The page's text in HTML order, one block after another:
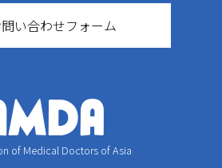
い合わせフォーム
of Medical Doctors of Asia